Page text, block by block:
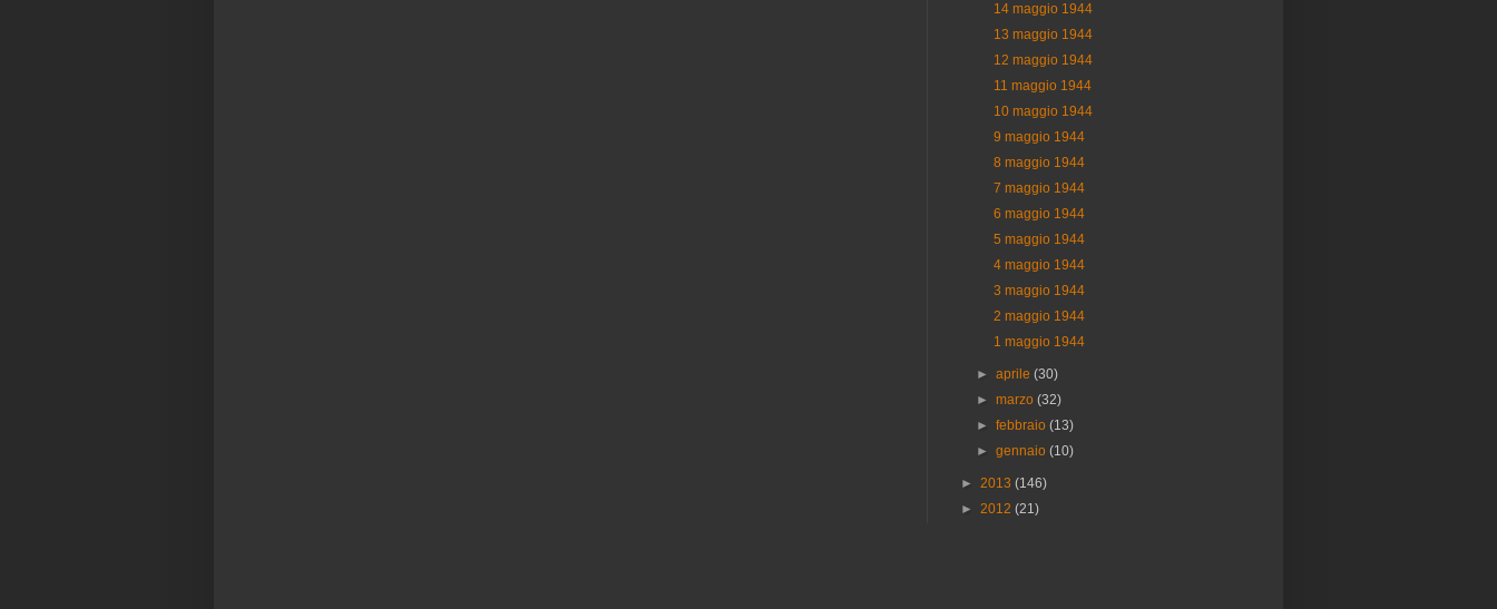
14 maggio 1944
13 maggio 1944
12 maggio 1944
11 maggio 1944
10 maggio 1944
9 maggio 1944
8 maggio 1944
7 maggio 1944
6 maggio 1944
5 maggio 1944
4 maggio 1944
3 maggio 1944
2 maggio 1944
1 maggio 1944
►aprile(30)
►marzo(32)
►febbraio(13)
►gennaio(10)
► 2013 (146)
► 2012 (21)